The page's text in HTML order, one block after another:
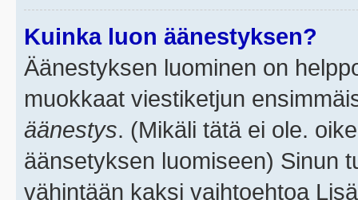
Kuinka luon äänestyksen?
Äänestyksen luominen on
muokkaat viestiketjun
äänestys. (Mikäli tätä ei ole.
äänsetyksen luomiseen) Sinun
vähintään kaksi vaihtoehtoa